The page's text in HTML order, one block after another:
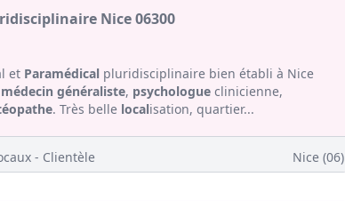
Nice 06300
et Paramédical pluridisciplinaire bien établi à Nice
médecin généraliste, psychologue clinicienne,
. Très belle localisation, quartier...
- Clientèle Nice (06)